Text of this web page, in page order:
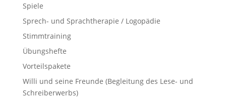
Spiele
Sprech- und Sprachtherapie / Logopädie
Stimmtraining
Übungshefte
Vorteilspakete
Willi und seine Freunde (Begleitung des Lese- und
Schreiberwerbs)